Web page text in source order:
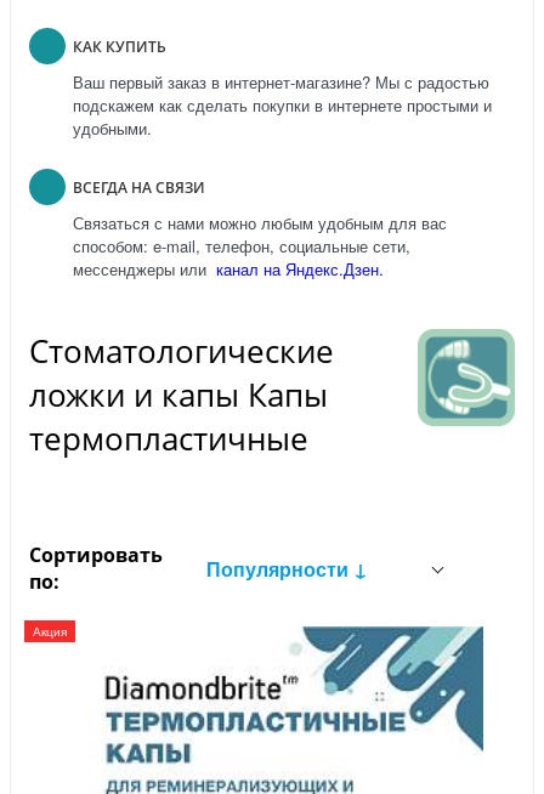
КАК КУПИТЬ
Ваш первый заказ в интернет-магазине? Мы с радостью
подскажем как сделать покупки в интернете простыми и
удобными.
ВСЕГДА НА СВЯЗИ
Связаться с нами можно любым удобным для вас
способом: e-mail, телефон, социальные сети,
мессенджеры или канал на Яндекс.Дзен.
Стоматологические
ложки и капы Капы
термопластичные
Сортировать
по:
Популярности ↓
Акция